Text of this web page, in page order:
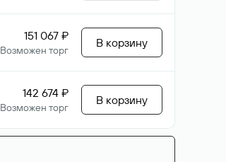
151 067 ₽
Возможен торг
В корзину
142 674 ₽
Возможен торг
В корзину